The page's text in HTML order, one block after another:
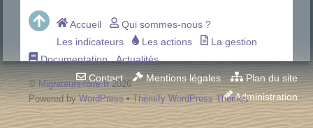
Accueil
Qui sommes-nous ?
Les indicateurs
Les actions
La gestion
Documentation
Actualités
©Migrateurs-loire.fr2026
Powered byWordPress•Themify WordPress Themes
Contact Mentions légales
Plan du site
Administration